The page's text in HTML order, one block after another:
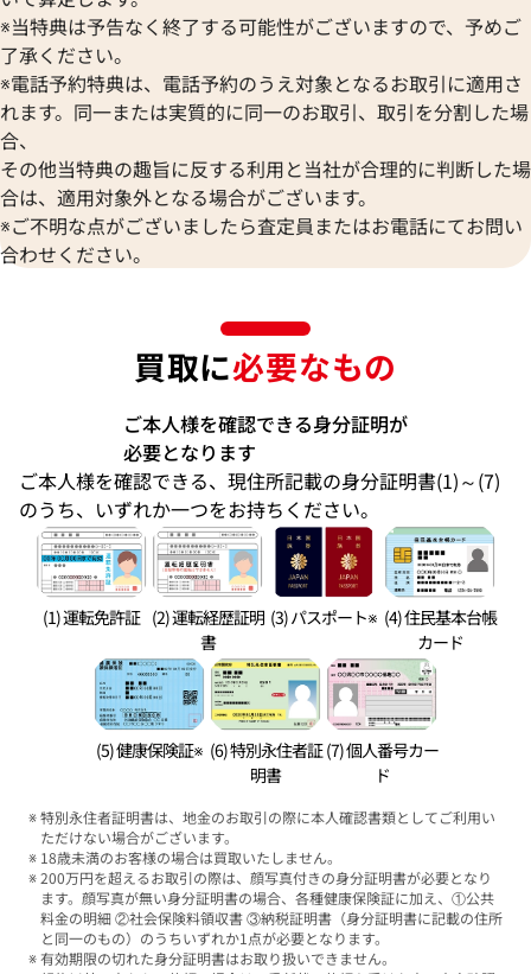
※当特典は予告なく終了する可能性がございますので、予めご
了承ください。
※電話予約特典は、電話予約のうえ対象となるお取引に適用さ
れます。同一または実質的に同一のお取引、取引を分割した場
合、
その他当特典の趣旨に反する利用と当社が合理的に判断した場
合は、適用対象外となる場合がございます。
※ご不明な点がございましたら査定員またはお電話にてお問い
合わせください。
買取に必要なもの
ご本人様を確認できる身分証明が
必要となります
ご本人様を確認できる、現住所記載の身分証明書(1)～(7)
のうち、いずれか一つをお持ちください。
(1) 運転免許証 (2) 運転経歴証明
書
(3) パスポート※ (4) 住民基本台帳
カード
(5) 健康保険証※ (6) 特別永住者証
明書
(7) 個人番号カー
ド
特別永住者証明書は、地金のお取引の際に本人確認書類としてご利用い
ただけない場合がございます。
18歳未満のお客様の場合は買取いたしません。
200万円を超えるお取引の際は、顔写真付きの身分証明書が必要となり
ます。顔写真が無い身分証明書の場合、各種健康保険証に加え、①公共
料金の明細 ②社会保険料領収書 ③納税証明書（身分証明書に記載の住所
と同一のもの）のうちいずれか1点が必要となります。
有効期限の切れた身分証明書はお取り扱いできません。